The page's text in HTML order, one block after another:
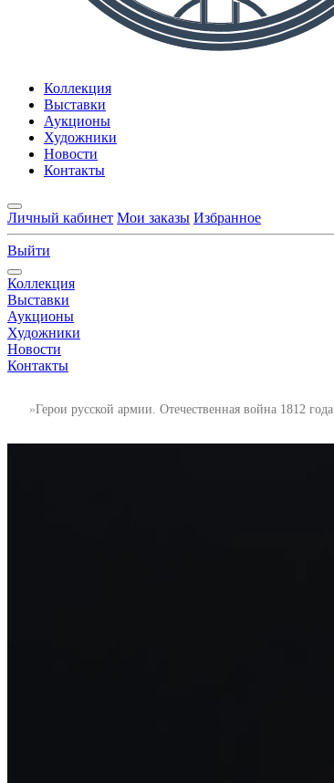
Коллекция
Выставки
Аукционы
Художники
Новости
Контакты
Личный кабинет Мои заказы Избранное
Выйти
Коллекция
Выставки
Аукционы
Художники
Новости
Контакты
Герои русской армии. Отечественная война 1812 года